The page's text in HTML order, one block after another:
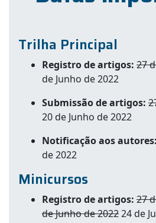
Trilha Principal
Registro de artigos: 27
de Junho de 2022
Submissão de artigos:
20 de Junho de 2022
Notificação aos autores:
de 2022
Minicursos
Registro de artigos: 27
de Junho de 202224 de